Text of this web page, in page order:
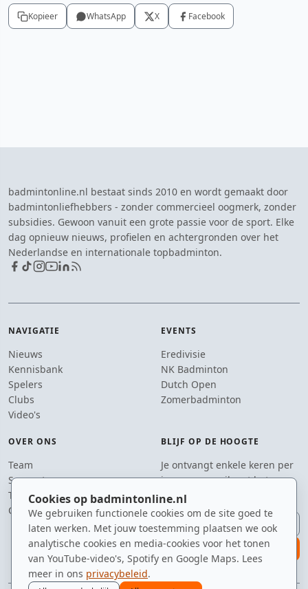
Cookies op badmintonline.nl
We gebruiken functionele cookies om de site goed te
laten werken. Met jouw toestemming plaatsen we ook
analytische cookies en media-cookies voor het tonen
van YouTube-video's, Spotify en Google Maps. Lees
meer in ons privacybeleid.
Kopieer WhatsApp X Facebook
badmintonline.nl bestaat sinds 2010 en wordt gemaakt door
badmintonliefhebbers - zonder commercieel oogmerk, zonder
subsidies. Gewoon vanuit een grote passie voor de sport. Elke
dag opnieuw nieuws, profielen en achtergronden over het
Nederlandse en internationale topbadminton.
NAVIGATIE
Nieuws
Kennisbank
Spelers
Clubs
Video's
EVENTS
Eredivisie
NK Badminton
Dutch Open
Zomerbadminton
OVER ONS
Team
Supporters
Tip de redactie
Contact
BLIJF OP DE HOOGTE
Je ontvangt enkele keren per
jaar een e-mail met het
laatste badmintonnieuws.
E-mailadres
aanmelden